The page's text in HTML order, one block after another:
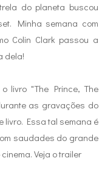
do planeta buscou
Minha semana com
Colin Clark passou a
dela!
livro "The Prince, The
as gravações do
livro. Essa tal semana é
saudades do grande
Veja o trailer